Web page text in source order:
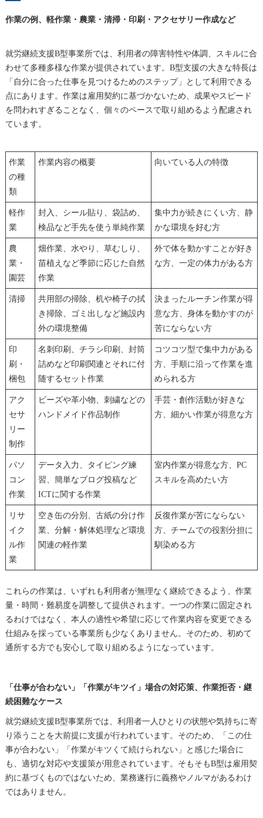
作業の例、軽作業・農業・清掃・印刷・アクセサリー作成など
就労継続支援B型事業所では、利用者の障害特性や体調、スキルに合
わせて多種多様な作業が提供されています。B型支援の大きな特長は
「自分に合った仕事を見つけるためのステップ」として利用できる
点にあります。作業は雇用契約に基づかないため、成果やスピード
を問われすぎることなく、個々のペースで取り組めるよう配慮され
ています。
作業
の種
類
作業内容の概要 向いている人の特徴
軽作
業
封入、シール貼り、袋詰め、
検品など手先を使う単純作業
集中力が続きにくい方、静
かな環境を好む方
農
業・
園芸
畑作業、水やり、草むしり、
苗植えなど季節に応じた自然
作業
外で体を動かすことが好き
な方、一定の体力がある方
清掃
共用部の掃除、机や椅子の拭
き掃除、ゴミ出しなど施設内
外の環境整備
決まったルーチン作業が得
意な方、身体を動かすのが
苦にならない方
印
刷・
梱包
名刺印刷、チラシ印刷、封筒
詰めなど印刷関連とそれに付
随するセット作業
コツコツ型で集中力がある
方、手順に沿って作業を進
められる方
アク
セサ
リー
制作
ビーズや革小物、刺繍などの
ハンドメイド作品制作
手芸・創作活動が好きな
方、細かい作業が得意な方
パソ
コン
作業
データ入力、タイピング練
習、簡単なブログ投稿など
ICTに関する作業
室内作業が得意な方、PC
スキルを高めたい方
リサ
イク
ル作
業
空き缶の分別、古紙の分け作
業、分解・解体処理など環境
関連の軽作業
反復作業が苦にならない
方、チームでの役割分担に
馴染める方
これらの作業は、いずれも利用者が無理なく継続できるよう、作業
量・時間・難易度を調整して提供されます。一つの作業に固定され
るわけではなく、本人の適性や希望に応じて作業内容を変更できる
仕組みを採っている事業所も少なくありません。そのため、初めて
通所する方でも安心して取り組めるようになっています。
「仕事が合わない」「作業がキツイ」場合の対応策、作業拒否・継
続困難なケース
就労継続支援B型事業所では、利用者一人ひとりの状態や気持ちに寄
り添うことを大前提に支援が行われています。そのため、「この仕
事が合わない」「作業がキツくて続けられない」と感じた場合に
も、適切な対応や支援策が用意されています。そもそもB型は雇用契
約に基づくものではないため、業務遂行に義務やノルマがあるわけ
ではありません。